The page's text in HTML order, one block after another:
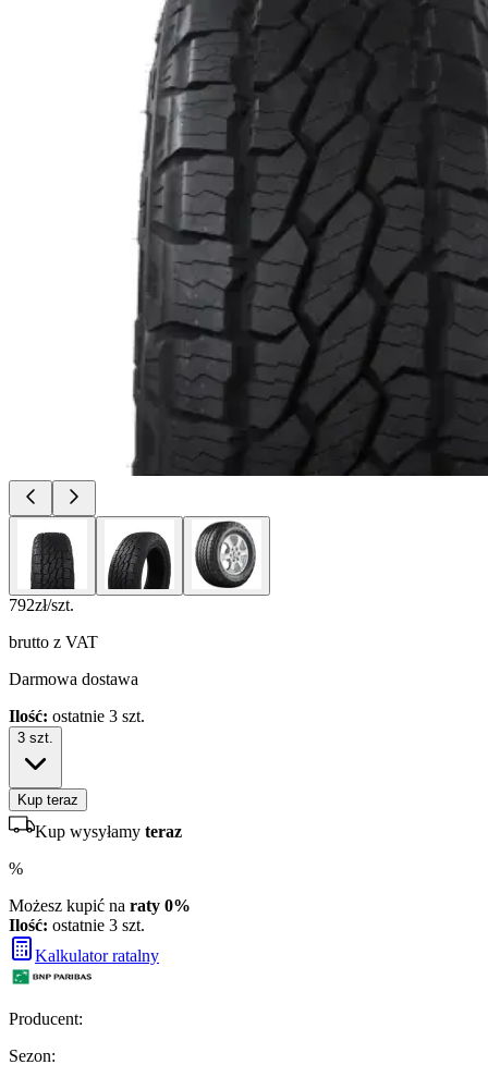
792zł/szt.
brutto z VAT
Darmowa dostawa
Ilość: ostatnie 3 szt.
3 szt.
Kup teraz
Kup wysyłamy teraz
%
Możesz kupić na raty 0%
Ilość: ostatnie 3 szt.
Kalkulator ratalny
Producent:
Sezon: